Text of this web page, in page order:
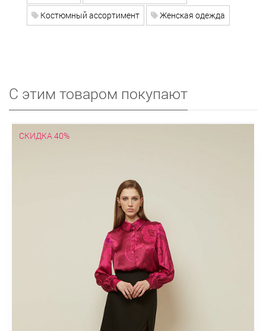
Костюмный ассортимент
Женская одежда
С этим товаром покупают
СКИДКА 40%